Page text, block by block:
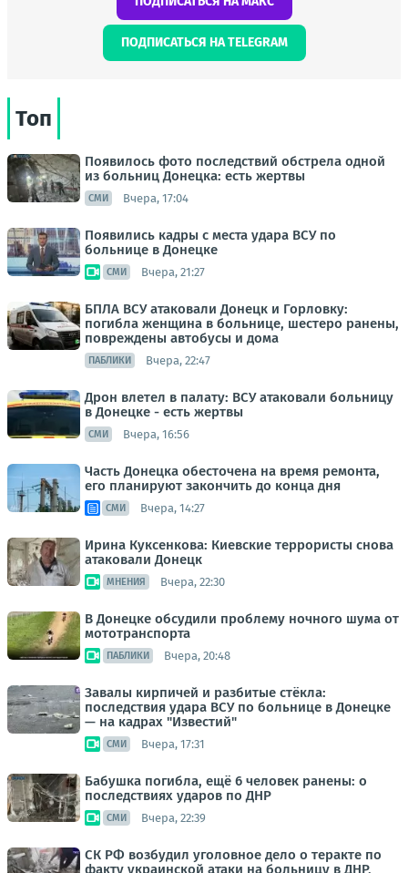
ПОДПИСАТЬСЯ НА TELEGRAM
Топ
Появилось фото последствий обстрела одной
из больниц Донецка: есть жертвы
СМИ Вчера, 17:04
Появились кадры с места удара ВСУ по
больнице в Донецке
СМИ Вчера, 21:27
БПЛА ВСУ атаковали Донецк и Горловку:
погибла женщина в больнице, шестеро ранены,
повреждены автобусы и дома
ПАБЛИКИ Вчера, 22:47
Дрон влетел в палату: ВСУ атаковали больницу
в Донецке - есть жертвы
СМИ Вчера, 16:56
Часть Донецка обесточена на время ремонта,
его планируют закончить до конца дня
СМИ Вчера, 14:27
Ирина Куксенкова: Киевские террористы снова
атаковали Донецк
МНЕНИЯ Вчера, 22:30
В Донецке обсудили проблему ночного шума от
мототранспорта
ПАБЛИКИ Вчера, 20:48
Завалы кирпичей и разбитые стёкла:
последствия удара ВСУ по больнице в Донецке
— на кадрах "Известий"
СМИ Вчера, 17:31
Бабушка погибла, ещё 6 человек ранены: о
последствиях ударов по ДНР
СМИ Вчера, 22:39
СК РФ возбудил уголовное дело о теракте по
факту украинской атаки на больницу в ДНР,